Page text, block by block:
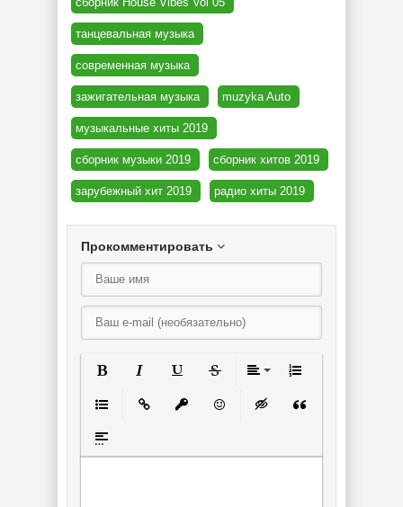
танцевальная музыка
современная музыка
зажигательная музыка muzyka Auto
музыкальные хиты 2019
сборник музыки 2019 сборник хитов 2019
зарубежный хит 2019 радио хиты 2019
Прокомментировать
Вставка спойлера